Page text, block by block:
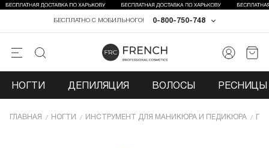
0-800-750-748
БЕСПЛАТНО С МОБИЛЬНОГО!
НОГТИ ДЕПИЛЯЦИЯ ВОЛОСЫ РЕСНИЦЫ
ГЛАВНАЯ НОГТИ ИНCТРУМЕНТ ДЛЯ МАНИКЮРА И ПЕДИКЮРА